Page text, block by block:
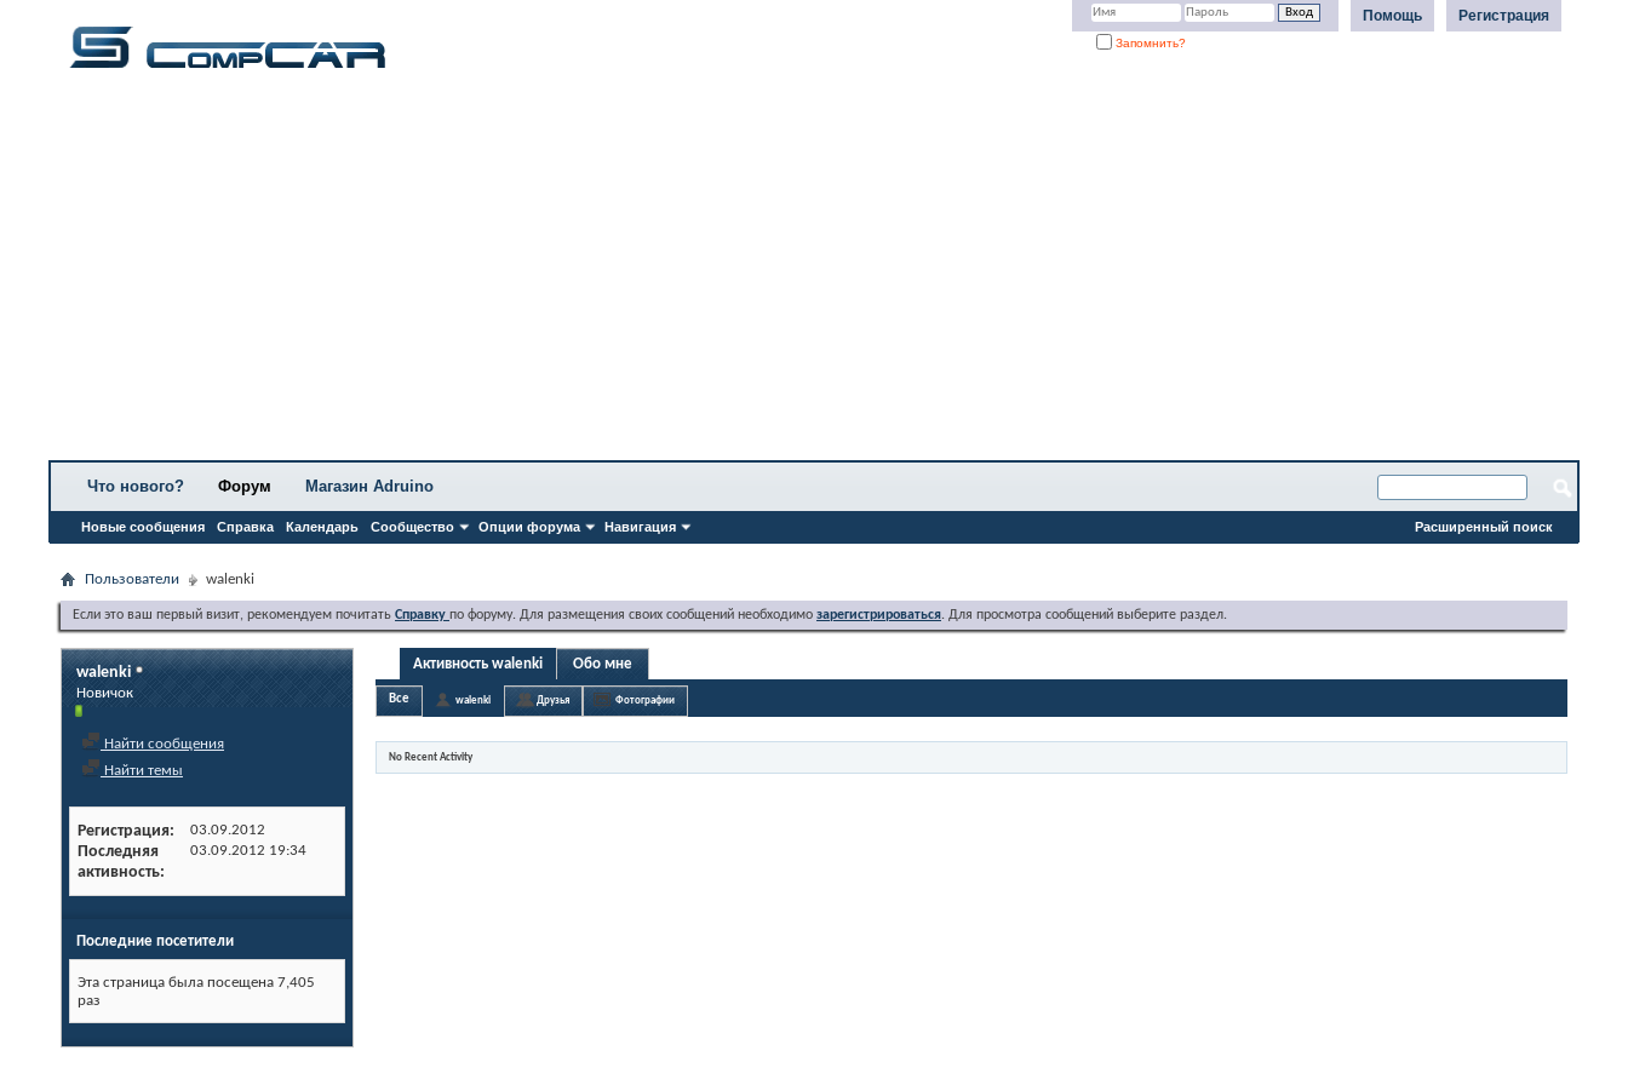
Регистрация
Помощь
Запомнить?
Что нового? Форум
Новые сообщения Справка Календарь Сообщество Опции форума Навигация
Магазин Adruino
Расширенный поиск
Пользователи walenki
Если это ваш первый визит, рекомендуем почитать Справку по форуму. Для размещения своих сообщений необходимо зарегистрироваться. Для просмотра сообщений выберите раздел.
walenki
Новичок
Найти сообщения
Найти темы
Регистрация 03.09.2012
Последняя
активность
03.09.2012 19:34
Последние посетители
Эта страница была посещена 7,405
раз
Активность walenki Обо мне
Все walenki Друзья Фотографии
No Recent Activity